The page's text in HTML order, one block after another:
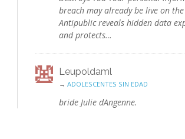
breach may already be live on
Antipublic reveals hidden data
and protects…
Leupoldaml
→ ADOLESCENTES SIN EDAD
bride Julie dAngenne.